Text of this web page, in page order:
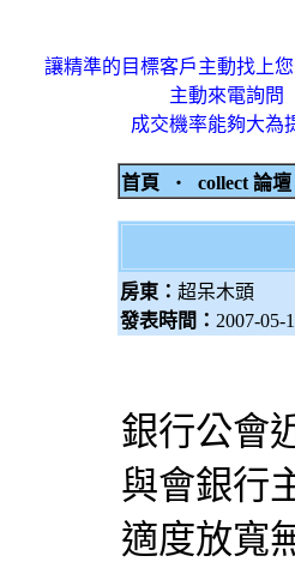
讓精準的目標客戶主動找上
主動來電詢問
成交機率能夠大為
首頁 ‧ collect 論壇
房東： 超呆木頭
發表時間： 2007-05-
銀行公會
與會銀行
適度放寬